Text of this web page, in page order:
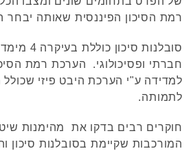
רמת הסיכון הפיננסית שאותה יבחר
סובלנות
חברתי ופסיכולוגי. הערכת רמת
למדידה ע"י הערכת היבט פיזי
לתמותה.
המורכבות שקיימת בסובלנות סיכון